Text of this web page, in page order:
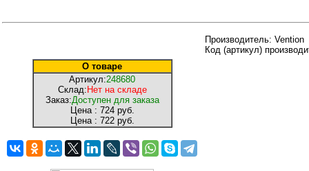
О товаре
Артикул:248680
Склад: Нет на складе
Заказ:Доступен для заказа
Цена : 724 руб.
Цена : 722 руб.
Производитель: Vention
Код (артикул)